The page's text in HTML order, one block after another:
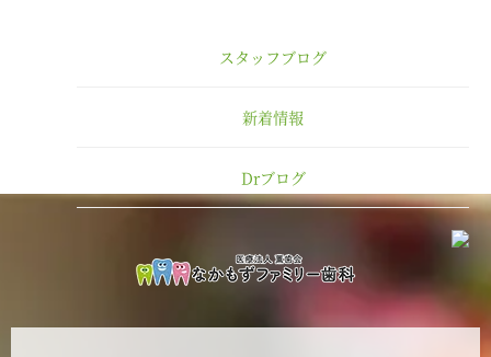
2024年12月
2024年11月
スタッフブログ
新着情報
Drブログ